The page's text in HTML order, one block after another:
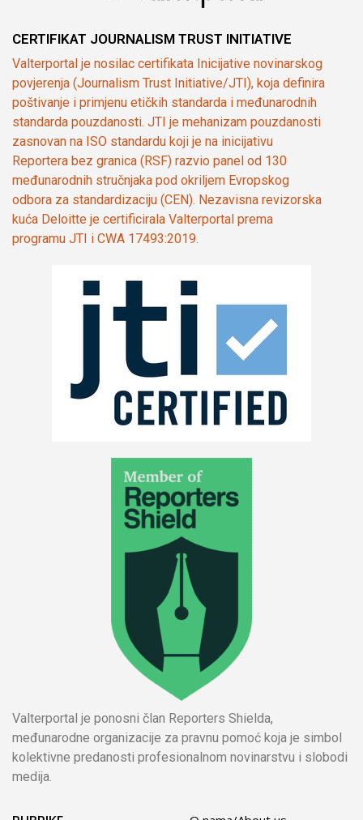
CERTIFIKAT JOURNALISM TRUST INITIATIVE
Valterportal je nosilac certifikata Inicijative novinarskog
povjerenja (Journalism Trust Initiative/JTI), koja definira
poštivanje i primjenu etičkih standarda i međunarodnih
standarda pouzdanosti. JTI je mehanizam pouzdanosti
zasnovan na ISO standardu koji je na inicijativu
Reportera bez granica (RSF) razvio panel od 130
međunarodnih stručnjaka pod okriljem Evropskog
odbora za standardizaciju (CEN). Nezavisna revizorska
kuća Deloitte je certificirala Valterportal prema
programu JTI i CWA 17493:2019.
Valterportal je ponosni član Reporters Shielda,
međunarodne organizacije za pravnu pomoć koja je simbol
kolektivne predanosti profesionalnom novinarstvu i slobodi
medija.